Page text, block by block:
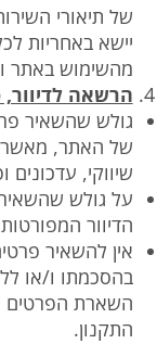
של תיאורי
יישא באחריות
מהשימוש באתר
הרשאה
גולש שהשאיר
של האתר, מאשר
שיווקי,
על גולש
הדיוור
אין להשאיר
בהסכמתו ו/או
השארת הפרטים
התקנון.